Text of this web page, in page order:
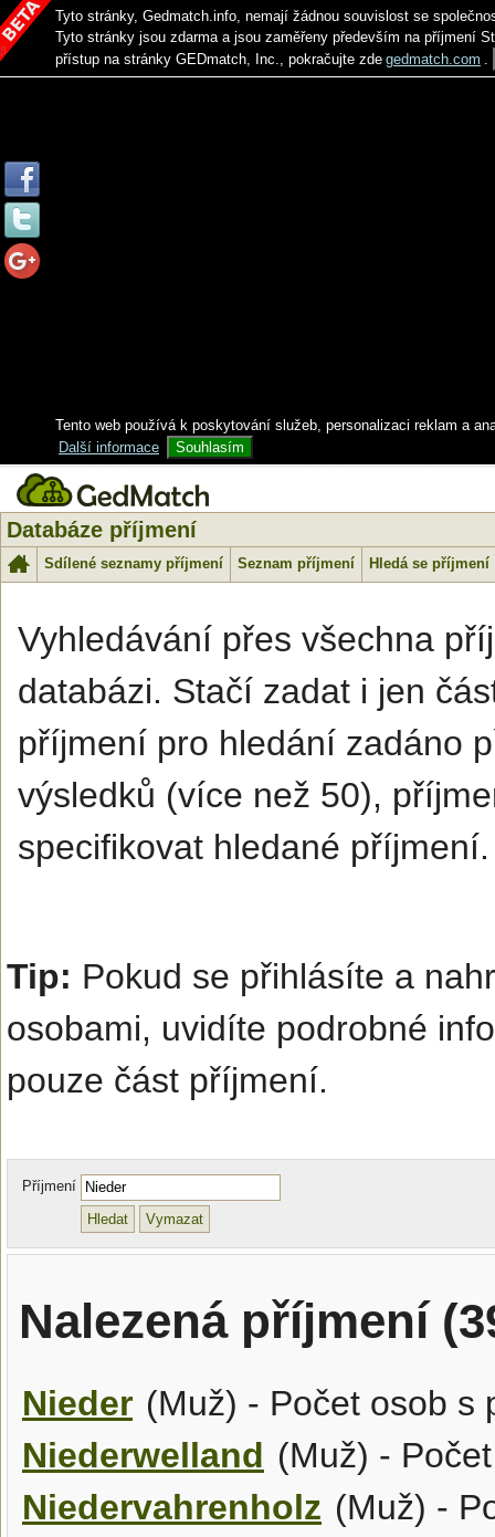
Tyto stránky, Gedmatch.info, nemají žádnou souvislost se
Tyto stránky jsou zdarma a jsou zaměřeny především na příjmení
přístup na stránky GEDmatch, Inc., pokračujte zde gedmatch.com .
Tento web používá k poskytování služeb, personalizaci reklam a
Další informace
Souhlasím
Databáze příjmení
Sdílené seznamy příjmení Seznam příjmení Hledá se příjmení
Vyhledávání přes všechna
databázi. Stačí zadat i jen
příjmení pro hledání zadáno
výsledků (více než 50),
specifikovat hledané příjmení.
Tip: Pokud se přihlásíte a
osobami, uvidíte podrobné
pouze část příjmení.
Příjmení
Nalezená příjmení
Nieder (Muž) - Počet osob s
Niederwelland (Muž) -
Niedervahrenholz (Muž) -